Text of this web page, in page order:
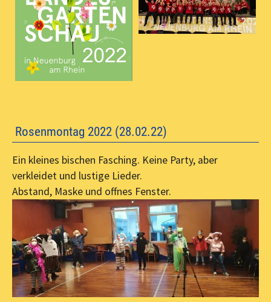
Rosenmontag 2022 (28.02.22)
Ein kleines bischen Fasching. Keine Party, aber
verkleidet und lustige Lieder.
Abstand, Maske und offnes Fenster.